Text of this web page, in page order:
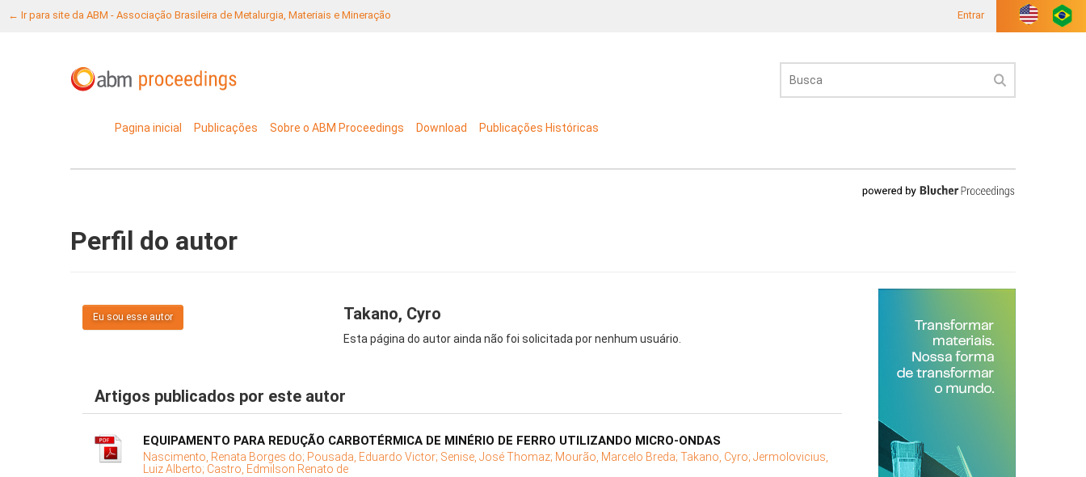
← Ir para site da ABM - Associação Brasileira de Metalurgia, Materiais e Mineração Entrar
Pagina inicial Publicações Sobre o ABM Proceedings Download Publicações Históricas
Perfil do autor
Eu sou esse autor Takano, Cyro
Esta página do autor ainda não foi solicitada por nenhum usuário.
Artigos publicados por este autor
EQUIPAMENTO PARA REDUÇÃO CARBOTÉRMICA DE MINÉRIO DE FERRO UTILIZANDO MICRO-ONDAS
Nascimento, Renata Borges do; Pousada, Eduardo Victor; Senise, José Thomaz; Mourão, Marcelo Breda; Takano, Cyro; Jermolovicius,
Luiz Alberto; Castro, Edmilson Renato de